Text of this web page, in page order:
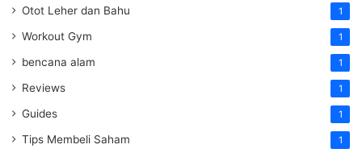
Otot Leher dan Bahu 1
Workout Gym 1
bencana alam 1
Reviews 1
Guides 1
Tips Membeli Saham 1